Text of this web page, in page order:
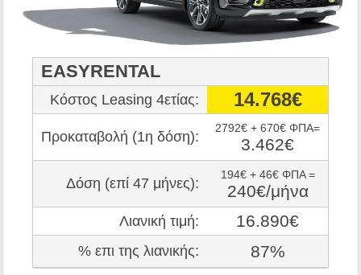
EASYRENTAL
Κόστος Leasing 4ετίας: 14.768€
Προκαταβολή (1η δόση):
2792€ + 670€ ΦΠΑ=
3.462€
Δόση (επί 47 μήνες):
194€ + 46€ ΦΠΑ =
240€/μήνα
Λιανική τιμή: 16.890€
% επι της λιανικής: 87%